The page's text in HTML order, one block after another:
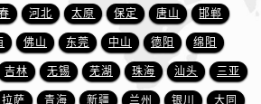
四川省甘孜州市康定市情歌广场、箭炉街售后服务中心（需提前预约）
四川省广安市广安区建安南路售后服务中心（需提前预约）
四川省广元市利州区老城南北街、东大街售后服务中心（需提前预约）
四川省乐山市市中区嘉定中路售后服务中心（需提前预约）
河北 太原 保定 唐山 邯郸
佛山 东莞 中山 德阳 绵阳
吉林 无锡 芜湖 珠海 汕头 三亚
拉萨 青海 新疆 兰州 银川 大同